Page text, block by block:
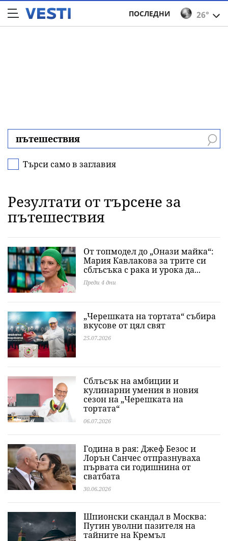
26°
ПОСЛЕДНИ
Търси само в заглавия
Резултати от търсене за
пътешествия
От топмодел до „Онази майка“:
Мария Кавлакова за трите си
сблъсъка с рака и урока да...
Преди 4 дни
„Черешката на тортата“ събира
вкусове от цял свят
25.07.2026
Сблъсък на амбиции и
кулинарни умения в новия
сезон на „Черешката на
тортата“
06.07.2026
Година в рая: Джеф Безос и
Лорън Санчес отпразнуваха
първата си годишнина от
сватбата
30.06.2026
Шпионски скандал в Москва:
Путин уволни пазителя на
тайните на Кремъл